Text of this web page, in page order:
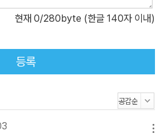
저자는 이 한 권에 자동차의 모든 것을
집단적 상상력에 뚜렷한 업적을 남긴
했으며, 아울러 흥미진진한 자동차 경
킨 사람들과 사건도 다루었다. 또한 클
꿈의 자동차 등 세계 자동차의 상징들을
명했다.
현재 0/280byte (한글 140자 이내)
등록